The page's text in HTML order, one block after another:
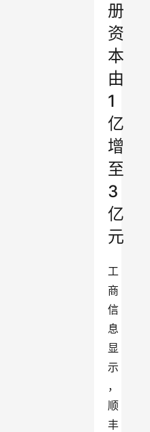
册
资
本
由
1
亿
增
至
3
亿
元
工
商
信
息
显
示
，
顺
丰